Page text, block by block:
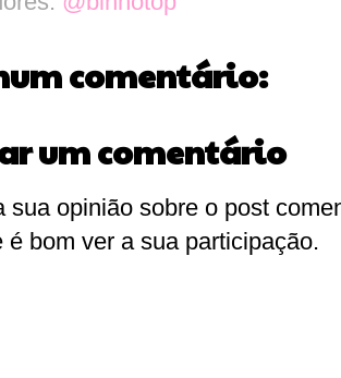
comentário:
um comentário
sua opinião sobre o post
é bom ver a sua participação.